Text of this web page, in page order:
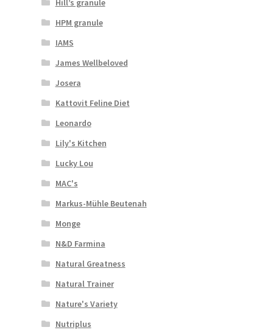
Hill’s granule
HPM granule
IAMS
James Wellbeloved
Josera
Kattovit Feline Diet
Leonardo
Lily's Kitchen
Lucky Lou
MAC's
Markus-Mühle Beutenah
Monge
N&D Farmina
Natural Greatness
Natural Trainer
Nature's Variety
Nutriplus